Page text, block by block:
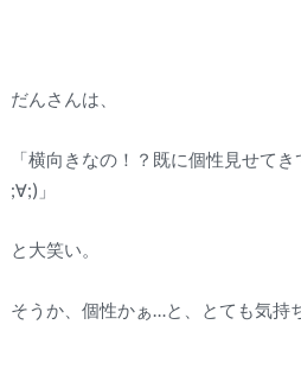
だんさんは、
「横向きなの！？既に個性見せて
;∀;)」
と大笑い。
そうか、個性かぁ…と、とても気持